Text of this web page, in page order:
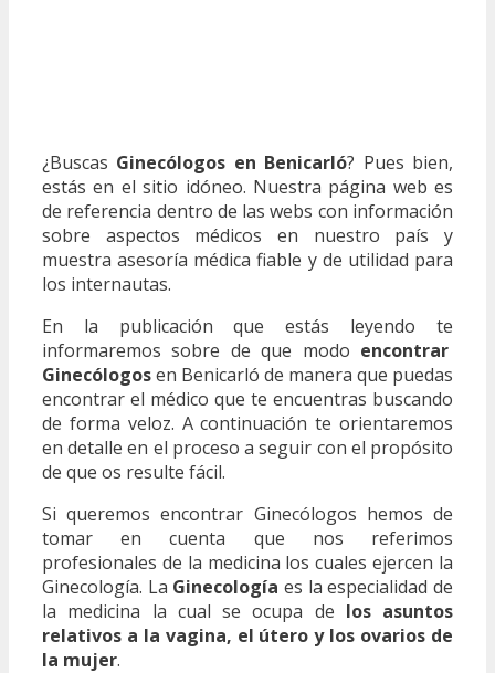
¿Buscas Ginecólogos en Benicarló? Pues bien,
estás en el sitio idóneo. Nuestra página web es
de referencia dentro de las webs con información
sobre aspectos médicos en nuestro país y
muestra asesoría médica fiable y de utilidad para
los internautas.
En la publicación que estás leyendo te
informaremos sobre de que modo encontrar
Ginecólogosen Benicarló de manera que puedas
encontrar el médico que te encuentras buscando
de forma veloz. A continuación te orientaremos
en detalle en el proceso a seguir con el propósito
de que os resulte fácil.
Si queremos encontrar Ginecólogos hemos de
tomar en cuenta que nos referimos
profesionales de la medicina los cuales ejercen la
Ginecología. La Ginecología es la especialidad de
la medicina la cual se ocupa de los asuntos
relativos a la vagina, el útero y los ovarios de
la mujer.